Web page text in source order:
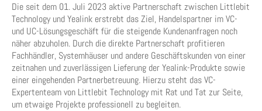
Die seit dem 01. Juli 2023 aktive Partnerschaft zwischen Littlebit
Technology und Yealink erstrebt das Ziel, Handelspartner im VC-
und UC-Lösungsgeschäft für die steigende Kundenanfragen noch
näher abzuholen. Durch die direkte Partnerschaft profitieren
Fachhändler, Systemhäuser und andere Geschäftskunden von einer
zeitnahen und zuverlässigen Lieferung der Yealink-Produkte sowie
einer eingehenden Partnerbetreuung. Hierzu steht das VC-
Expertenteam von Littlebit Technology mit Rat und Tat zur Seite,
um etwaige Projekte professionell zu begleiten.